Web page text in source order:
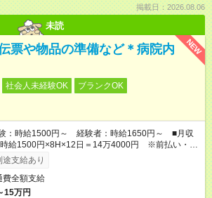
掲載日：2026.08.06
未読
NEW
票や物品の準備など＊病院内
社会人未経験OK
ブランクOK
：時給1500円～ 経験者：時給1650円～ ■月収
給1500円×8H×12日＝14万4000円 ※前払い・日
OK
支給あり
費全額支給
15万円